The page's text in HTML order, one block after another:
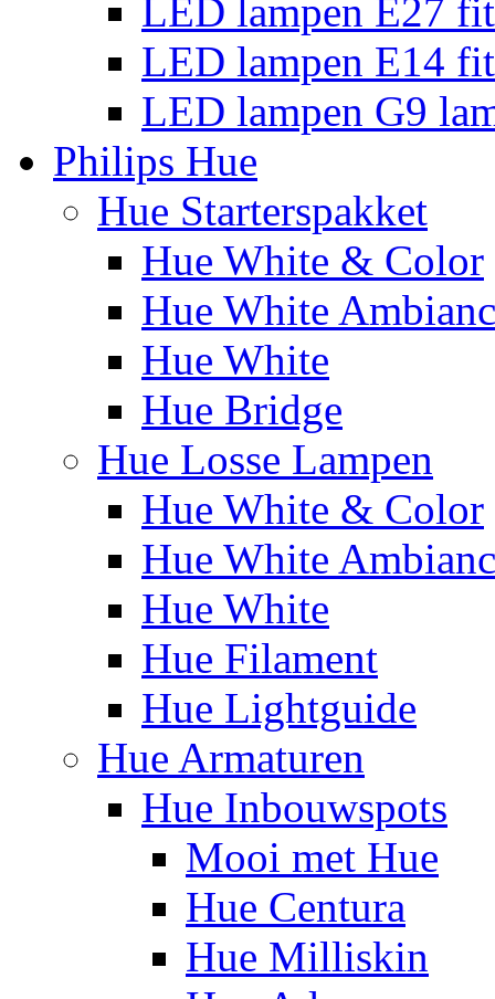
LED lampen E27
LED lampen E14
LED lampen G9
Philips Hue
Hue Starterspakket
Hue White & Color
Hue White
Hue White
Hue Bridge
Hue Losse Lampen
Hue White & Color
Hue White
Hue White
Hue Filament
Hue Lightguide
Hue Armaturen
Hue Inbouwspots
Mooi met Hue
Hue Centura
Hue Milliskin